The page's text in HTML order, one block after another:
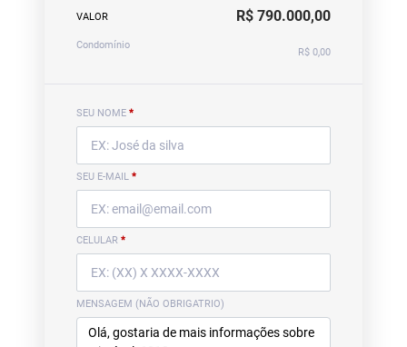
VALOR R$ 790.000,00
Condomínio
R$ 0,00
SEU NOME *
SEU E-MAIL *
CELULAR *
MENSAGEM (NÃO OBRIGATRIO)